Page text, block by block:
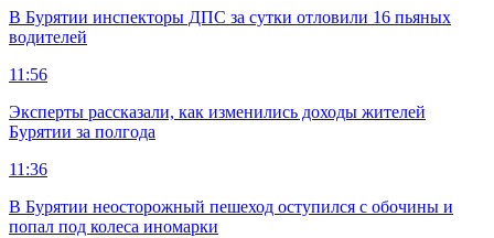
В Бурятии инспекторы ДПС за сутки отловили 16 пьяных
водителей
11:56
Эксперты рассказали, как изменились доходы жителей
Бурятии за полгода
11:36
В Бурятии неосторожный пешеход оступился с обочины и
попал под колеса иномарки